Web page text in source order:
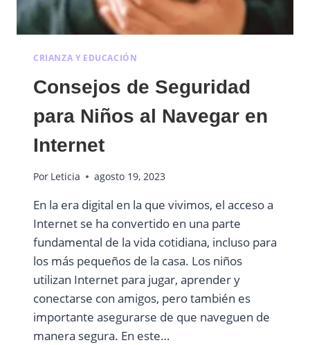
CRIANZA Y EDUCACIÓN
Consejos de Seguridad
para Niños al Navegar en
Internet
Por Leticia agosto 19, 2023
En la era digital en la que vivimos, el acceso a
Internet se ha convertido en una parte
fundamental de la vida cotidiana, incluso para
los más pequeños de la casa. Los niños
utilizan Internet para jugar, aprender y
conectarse con amigos, pero también es
importante asegurarse de que naveguen de
manera segura. En este…